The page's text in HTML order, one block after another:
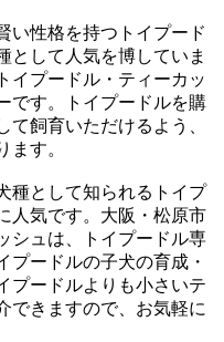
い性格を持つトイプード
として人気を博していま
イプードル・ティーカッ
です。トイプードルを購
て飼育いただけるよう、
ます。
種として知られるトイプ
人気です。大阪・松原市
シュは、トイプードル専
プードルの子犬の育成・
プードルよりも小さいテ
できますので、お気軽に